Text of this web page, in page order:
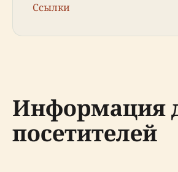
Ссылки
Информация
посетителей